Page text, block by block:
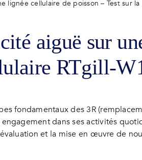
lignée cellulaire de poisson – Test sur
aiguë sur
RTgill-
fondamentaux des 3R
dans ses activités
et la mise en œuvre de